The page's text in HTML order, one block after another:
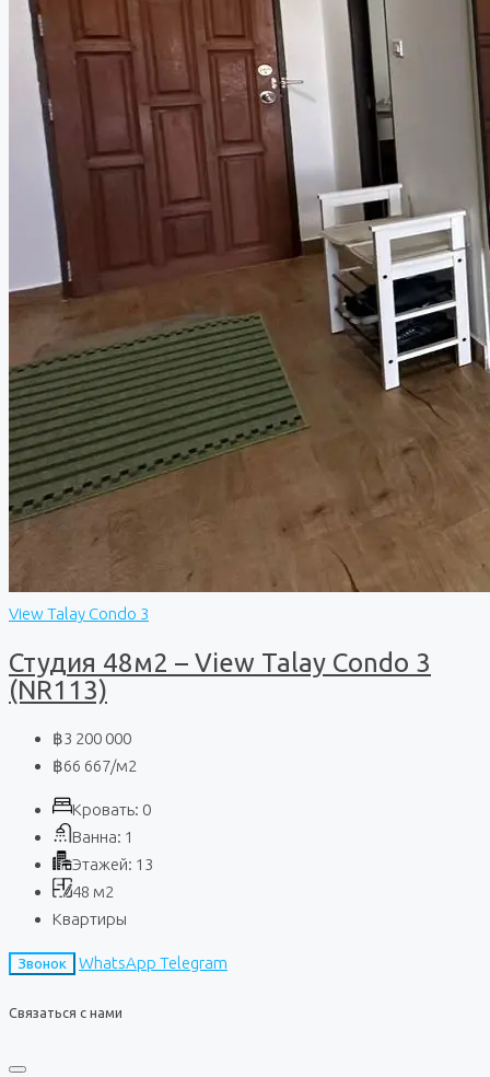
View Talay Condo 3
Студия 48м2 – View Talay Condo 3
(NR113)
฿3 200 000
฿66 667/м2
Кровать: 0
Ванна: 1
Этажей: 13
48 м2
Квартиры
Звонок WhatsApp Telegram
Связаться с нами